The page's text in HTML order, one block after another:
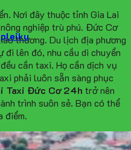
Nơi đây thuộc tỉnh Gia Lai
nghiệp trù phú. Đức Cơ
thương. Du lịch địa phương
đi lên đó, nhu cầu di chuyển
cần taxi. Họ cần dịch vụ
phải luôn sẵn sàng phục
Taxi Đức Cơ 24h trở nên
trình suôn sẻ. Bạn có thể
điểm.